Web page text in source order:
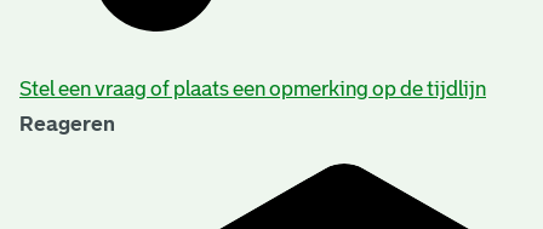
Stel een vraag of plaats een opmerking op de tijdlijn
Reageren